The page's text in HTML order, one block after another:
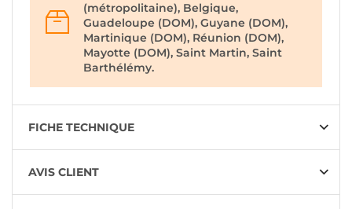
(métropolitaine), Belgique,
Guadeloupe (DOM), Guyane (DOM),
Martinique (DOM), Réunion (DOM),
Mayotte (DOM), Saint Martin, Saint
Barthélémy.
FICHE TECHNIQUE
AVIS CLIENT